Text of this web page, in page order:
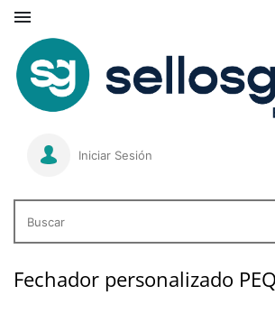

Iniciar Sesión
Fechador personalizado